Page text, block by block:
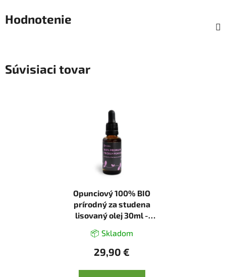
Hodnotenie
Súvisiaci tovar
Opunciový 100% BIO
prírodný za studena
lisovaný olej 30ml -
📦 Skladom
29,90 €